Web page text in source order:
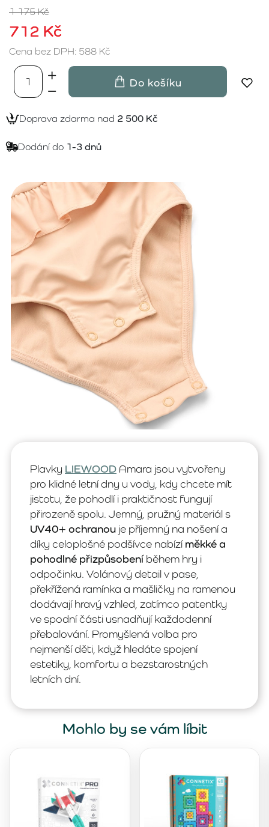
712 Kč
1 175 Kč
Cena bez DPH: 588 Kč
Do košíku
Doprava zdarma nad 2 500 Kč
Dodání do 1-3 dnů
Plavky LIEWOOD Amara jsou vytvořeny
pro klidné letní dny u vody, kdy chcete mít
jistotu, že pohodlí i praktičnost fungují
přirozeně spolu. Jemný, pružný materiál s
UV40+ ochranou je příjemný na nošení a
díky celoplošné podšívce nabízíměkké a
pohodlné přizpůsobeníběhem hry i
odpočinku. Volánový detail v pase,
překřížená ramínka a mašličky na ramenou
dodávají hravý vzhled, zatímco patentky
ve spodní části usnadňují každodenní
přebalování. Promyšlená volba pro
nejmenší děti, když hledáte spojení
estetiky, komfortu a bezstarostných
letních dní.
Mohlo by se vám líbit